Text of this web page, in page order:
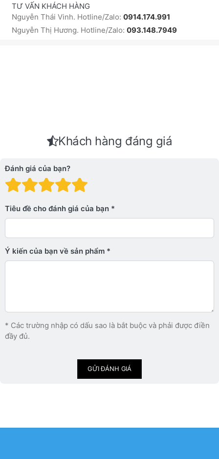
TƯ VẤN KHÁCH HÀNG
Nguyễn Thái Vinh. Hotline/Zalo: 0914.174.991
Nguyễn Thị Hương. Hotline/Zalo: 093.148.7949
Khách hàng đáng giá
Đánh giá của bạn?
Đánh giá: 4 trên 5
Đánh giá: 3 trên 5 sao.
Đánh giá: 2 trên 5 sao.
Đánh giá: 1 trên 5 sao. Xấu
Tiêu đề cho đánh giá của bạn
Ý kiến ​​của bạn về sản phẩm
* Các trường nhập có dấu sao là bắt buộc và phải được điền
đầy đủ.
GỬI ĐÁNH GIÁ